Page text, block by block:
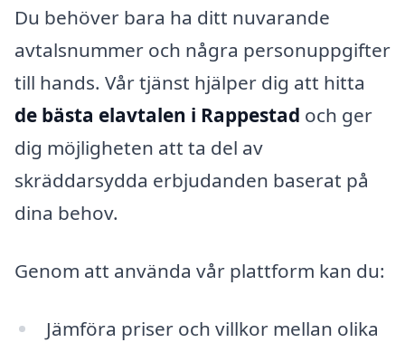
Du behöver bara ha ditt nuvarande
avtalsnummer och några personuppgifter
till hands. Vår tjänst hjälper dig att hitta
de bästa elavtalen i Rappestad och ger
dig möjligheten att ta del av
skräddarsydda erbjudanden baserat på
dina behov.
Genom att använda vår plattform kan du:
Jämföra priser och villkor mellan olika